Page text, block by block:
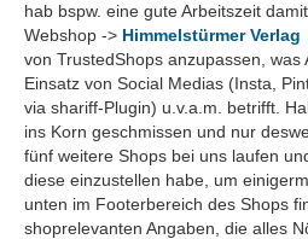
hab bspw. eine gute Arbeitszeit
Webshop -> Himmelstürmer Verlag
von TrustedShops anzupassen, was
Einsatz von Social Medias (Insta,
via shariff-Plugin) u.v.a.m. betrifft.
ins Korn geschmissen und nur
fünf weitere Shops bei uns laufen
diese einzustellen habe, um
unten im Footerbereich des Shops
shoprelevanten Angaben, die alles